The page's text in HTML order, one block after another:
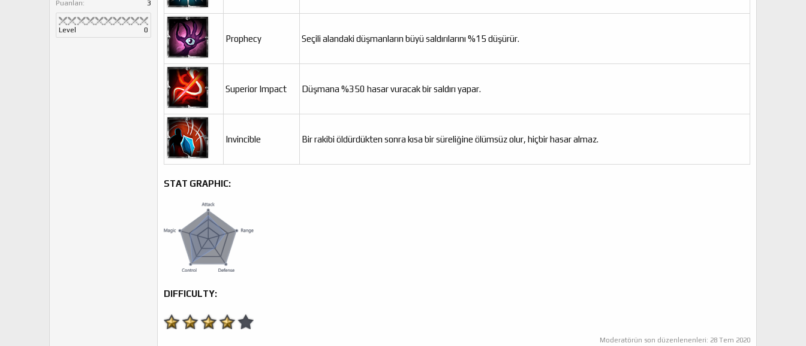
Puanları
3
Level 0
Prophecy Seçili alandaki düşmanların büyü saldırılarını %15 düşürür.
Superior Impact Düşmana %350 hasar vuracak bir saldırı yapar.
Invincible Bir rakibi öldürdükten sonra kısa bir süreliğine ölümsüz olur, hiçbir hasar almaz.
STAT GRAPHIC:
DIFFICULTY:
Moderatörün son düzenlenenleri: 28 Tem 2020